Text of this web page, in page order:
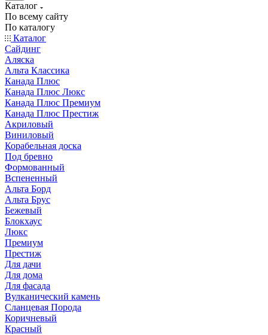
Каталог
По всему сайту
По каталогу
Каталог
Сайдинг
Аляска
Альта Классика
Канада Плюс
Канада Плюс Люкс
Канада Плюс Премиум
Канада Плюс Престиж
Акриловый
Виниловый
Корабельная доска
Под бревно
Формованный
Вспененный
Альта Борд
Альта Брус
Бежевый
Блокхаус
Люкс
Премиум
Престиж
Для дачи
Для дома
Для фасада
Вулканический камень
Сланцевая Порода
Коричневый
Красный